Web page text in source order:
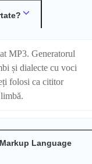
MP3. Generatorul
și dialecte cu voci
folosi ca cititor
Language